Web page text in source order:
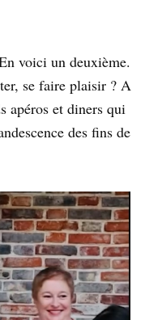
voici un deuxième.
se faire plaisir ? A
apéros et diners qui
des fins de